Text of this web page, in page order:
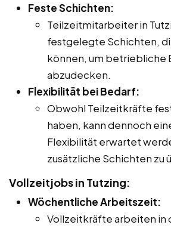
Feste Schichten:
Teilzeitmitarbeiter in
festgelegte Schichten,
können, um betriebliche
abzudecken.
Flexibilität bei Bedarf:
Obwohl Teilzeitkräfte
haben, kann dennoch
Flexibilität erwartet
zusätzliche Schichten zu
Vollzeitjobs in Tutzing:
Wöchentliche Arbeitszeit:
Vollzeitkräfte arbeiten in